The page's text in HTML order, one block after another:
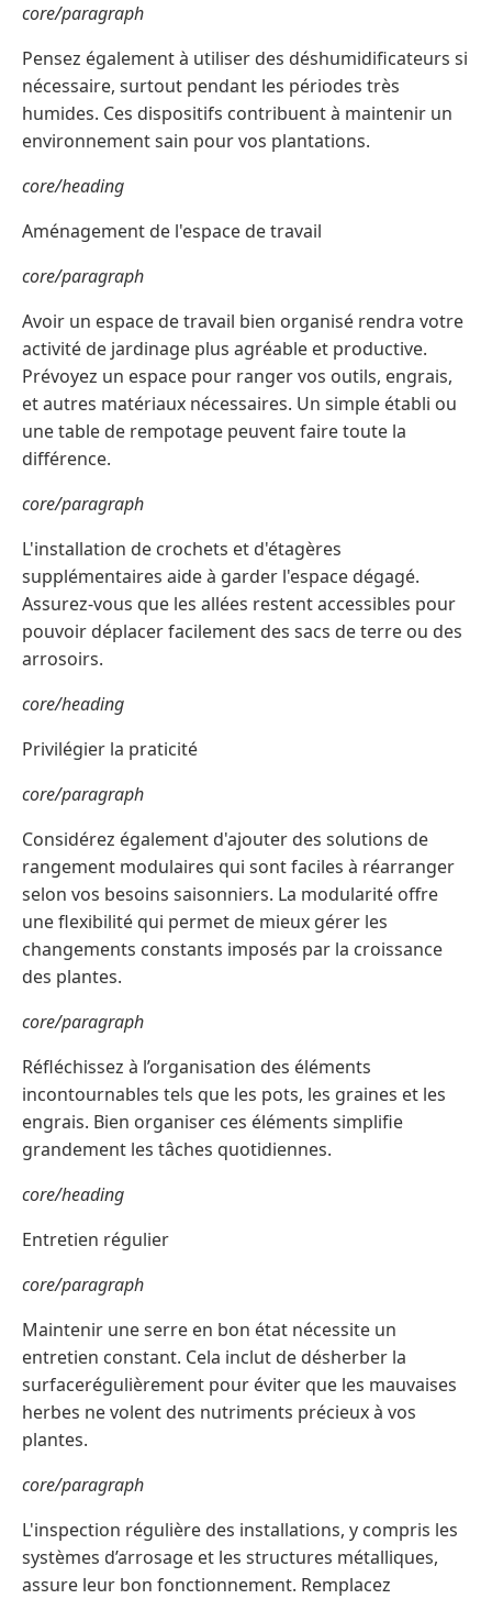
core/paragraph
Pensez également à utiliser des déshumidificateurs si
nécessaire, surtout pendant les périodes très
humides. Ces dispositifs contribuent à maintenir un
environnement sain pour vos plantations.
core/heading
Aménagement de l'espace de travail
core/paragraph
Avoir un espace de travail bien organisé rendra votre
activité de jardinage plus agréable et productive.
Prévoyez un espace pour ranger vos outils, engrais,
et autres matériaux nécessaires. Un simple établi ou
une table de rempotage peuvent faire toute la
différence.
core/paragraph
L'installation de crochets et d'étagères
supplémentaires aide à garder l'espace dégagé.
Assurez-vous que les allées restent accessibles pour
pouvoir déplacer facilement des sacs de terre ou des
arrosoirs.
core/heading
Privilégier la praticité
core/paragraph
Considérez également d'ajouter des solutions de
rangement modulaires qui sont faciles à réarranger
selon vos besoins saisonniers. La modularité offre
une flexibilité qui permet de mieux gérer les
changements constants imposés par la croissance
des plantes.
core/paragraph
Réfléchissez à l’organisation des éléments
incontournables tels que les pots, les graines et les
engrais. Bien organiser ces éléments simplifie
grandement les tâches quotidiennes.
core/heading
Entretien régulier
core/paragraph
Maintenir une serre en bon état nécessite un
entretien constant. Cela inclut de désherber la
surfacerégulièrement pour éviter que les mauvaises
herbes ne volent des nutriments précieux à vos
plantes.
core/paragraph
L'inspection régulière des installations, y compris les
systèmes d’arrosage et les structures métalliques,
assure leur bon fonctionnement. Remplacez